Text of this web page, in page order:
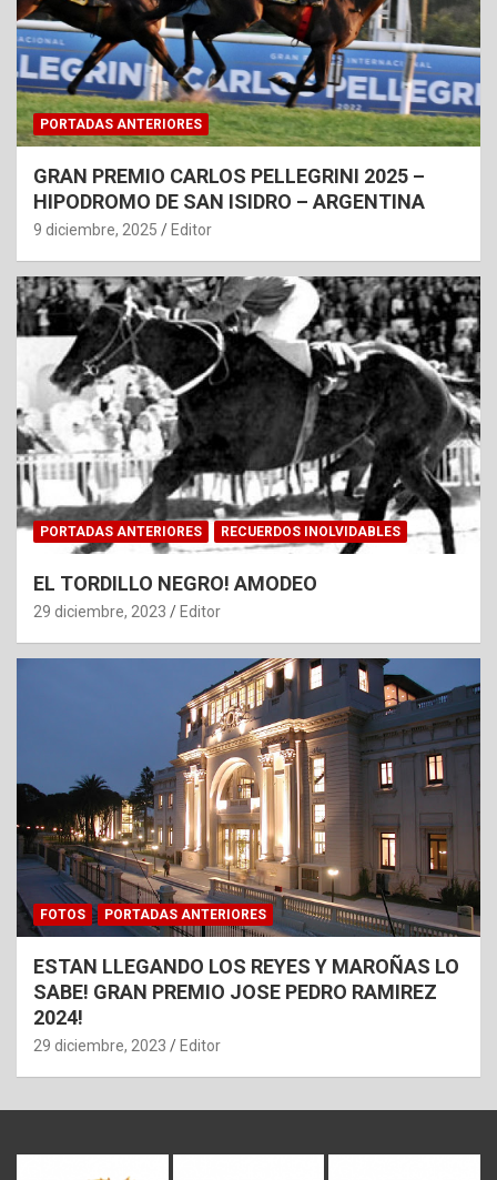
PORTADAS ANTERIORES
GRAN PREMIO CARLOS PELLEGRINI 2025 –
HIPODROMO DE SAN ISIDRO – ARGENTINA
9 diciembre, 2025 Editor
PORTADAS ANTERIORES RECUERDOS INOLVIDABLES
EL TORDILLO NEGRO! AMODEO
29 diciembre, 2023 Editor
FOTOS PORTADAS ANTERIORES
ESTAN LLEGANDO LOS REYES Y MAROÑAS LO
SABE! GRAN PREMIO JOSE PEDRO RAMIREZ
2024!
29 diciembre, 2023 Editor